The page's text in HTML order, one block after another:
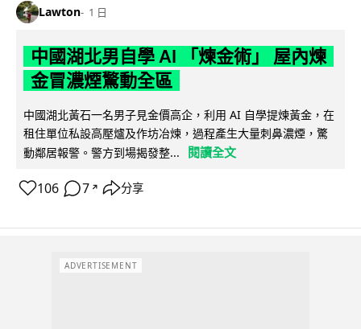
Lawton 1 日
中國湖北男自學 AI 「煉金術」 屋內煉
金冒濃煙驚動全區
中國湖北黃石一名男子見金價高企，利用 AI 自學提煉黃金，在
租住單位私設高壓爐及作坊冶煉，過程產生大量刺鼻濃煙，驚
動鄰居報警。警方到場揭發整...
閱讀全文
106 7 ↗ 分享
ADVERTISEMENT